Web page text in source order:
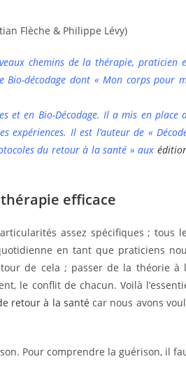
Flèche & Philippe Lévy)
chemins de la thérapie, praticien
décodage dont « Mon corps pour
et en Bio-Décodage. Il a mis en place
Il est l’auteur de «
du retour à la santé » aux
efficace
assez spécifiques ; tous
en tant que praticiens
de cela ; passer de la théorie à
le conflit de chacun. Voilà
retour à la santé car nous avons
Pour comprendre la guérison, il